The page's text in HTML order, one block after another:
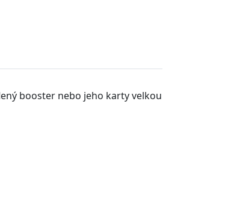
booster nebo jeho karty velkou